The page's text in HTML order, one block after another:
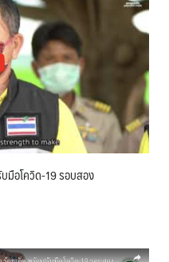
มือโควิด-19 รอบสอง